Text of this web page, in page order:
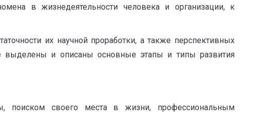
в жизнедеятельности человека и организации, к
их научной проработки, а также перспективных
выделены и описаны основные этапы и типы развития
поиском своего места в жизни, профессиональным